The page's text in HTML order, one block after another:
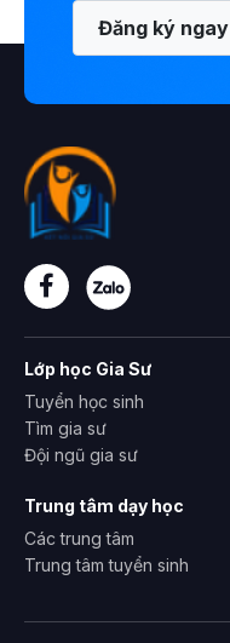
Đăng ký ngay
Lớp học Gia Sư
Tuyển học sinh
Tìm gia sư
Đội ngũ gia sư
Trung tâm dạy học
Các trung tâm
Trung tâm tuyển sinh